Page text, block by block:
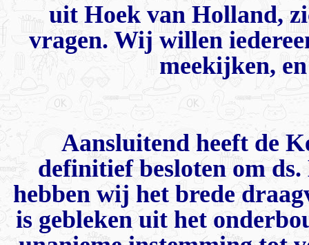
uit Hoek van Holland,
vragen. Wij willen
meekijken,
Aansluitend heeft de
definitief besloten om
hebben wij het brede
is gebleken uit het